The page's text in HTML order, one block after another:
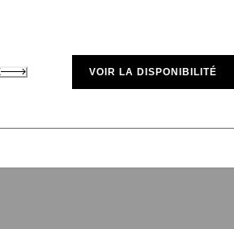
VOIR LA DISPONIBILITÉ